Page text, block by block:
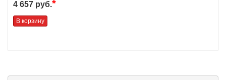
4 657 руб.*
В корзину